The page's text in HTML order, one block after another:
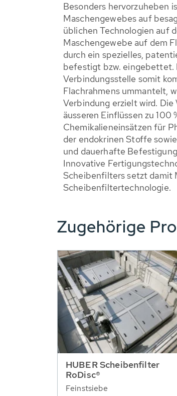
Besonders hervorzuheben
Maschengewebes auf
üblichen Technologien auf
Maschengewebe auf dem
durch ein spezielles,
befestigt bzw. eingebettet.
Verbindungsstelle somit
Flachrahmens ummantelt,
Verbindung erzielt wird.
äusseren Einflüssen zu 100
Chemikalieneinsätzen für
der endokrinen Stoffe
und dauerhafte
Innovative
Scheibenfilters setzt damit
Scheibenfiltertechnologie.
Zugehörige
HUBER Scheibenfilter
RoDisc®
Feinstsiebe